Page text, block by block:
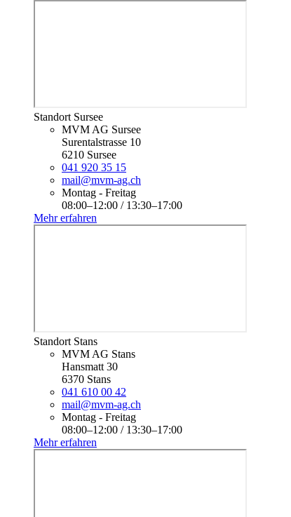
Standort Sursee
MVM AG Sursee
Surentalstrasse 10
6210 Sursee
041 920 35 15
mail@mvm-ag.ch
Montag - Freitag
08:00–12:00 / 13:30–17:00
Mehr erfahren
Standort Stans
MVM AG Stans
Hansmatt 30
6370 Stans
041 610 00 42
mail@mvm-ag.ch
Montag - Freitag
08:00–12:00 / 13:30–17:00
Mehr erfahren